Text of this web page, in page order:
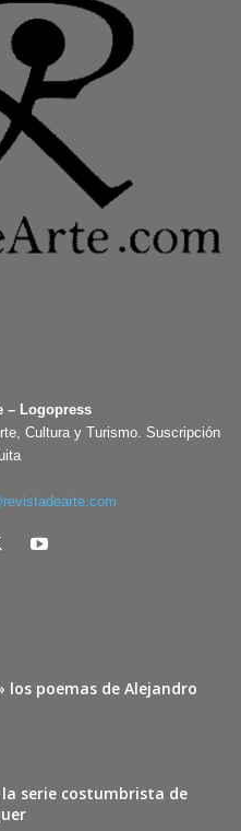
– Logopress
Cultura y Turismo. Suscripción
los poemas de Alejandro
la serie costumbrista de